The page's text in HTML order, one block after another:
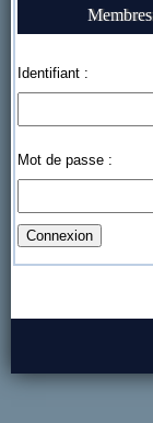
Membres
Identifiant :
Mot de passe :